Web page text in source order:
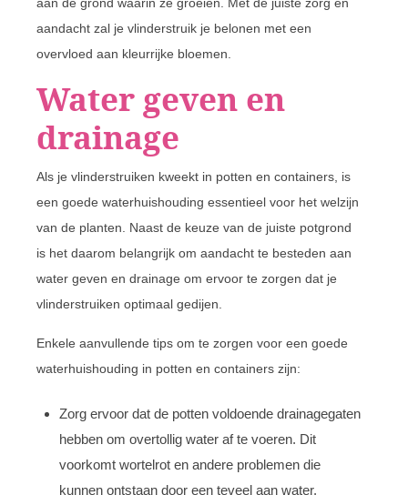
aandacht zal je vlinderstruik je belonen met een
overvloed aan kleurrijke bloemen.
Water geven en
drainage
Als je vlinderstruiken kweekt in potten en containers, is
een goede waterhuishouding essentieel voor het welzijn
van de planten. Naast de keuze van de juiste potgrond
is het daarom belangrijk om aandacht te besteden aan
water geven en drainage om ervoor te zorgen dat je
vlinderstruiken optimaal gedijen.
Enkele aanvullende tips om te zorgen voor een goede
waterhuishouding in potten en containers zijn:
Zorg ervoor dat de potten voldoende drainagegaten
hebben om overtollig water af te voeren. Dit
voorkomt wortelrot en andere problemen die
kunnen ontstaan door een teveel aan water.